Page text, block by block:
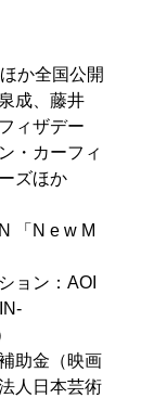
作にも関わる。
か全国公開
成、藤井
ィザデー
・カーフィ
ズほか
「N e w M
ン：AOI
助金（映画
人日本芸術